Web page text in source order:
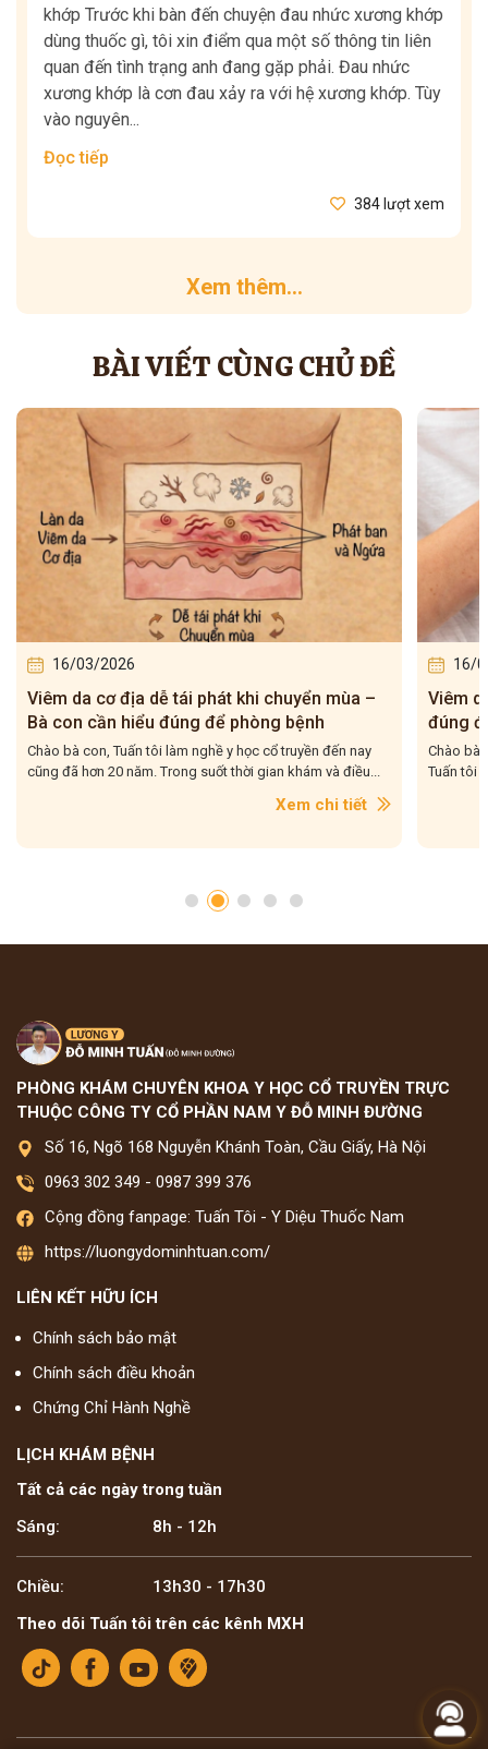
khớp Trước khi bàn đến chuyện đau nhức xương khớp
dùng thuốc gì, tôi xin điểm qua một số thông tin liên
quan đến tình trạng anh đang gặp phải. Đau nhức
xương khớp là cơn đau xảy ra với hệ xương khớp. Tùy
vào nguyên...
Đọc tiếp
384 lượt xem
Xem thêm...
BÀI VIẾT CÙNG CHỦ ĐỀ
mùa –
đến nay
và điều...
Viêm da cơ địa tái đi tái lại – Bà con hiểu
đúng để điều trị cho dứt điểm
Chào bà con, Viêm da cơ địa tái đi tái lại là tình trạng mà
Tuấn tôi gặp rất nhiều trong quá trình hơn 20...
Xem chi tiết
PHÒNG KHÁM CHUYÊN KHOA Y HỌC CỔ TRUYỀN TRỰC
THUỘC CÔNG TY CỔ PHẦN NAM Y ĐỖ MINH ĐƯỜNG
Số 16, Ngõ 168 Nguyễn Khánh Toàn, Cầu Giấy, Hà Nội
0963 302 349 - 0987 399 376
Cộng đồng fanpage: Tuấn Tôi - Y Diệu Thuốc Nam
https://luongydominhtuan.com/
LIÊN KẾT HỮU ÍCH
Chính sách bảo mật
Chính sách điều khoản
Chứng Chỉ Hành Nghề
LỊCH KHÁM BỆNH
Tất cả các ngày trong tuần
Sáng:
8h - 12h
Chiều:
13h30 - 17h30
Theo dõi Tuấn tôi trên các kênh MXH